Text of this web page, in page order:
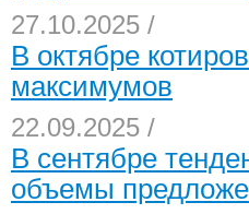
27.10.2025 /
В октябре
максимумов
22.09.2025 /
В сентябре
объемы